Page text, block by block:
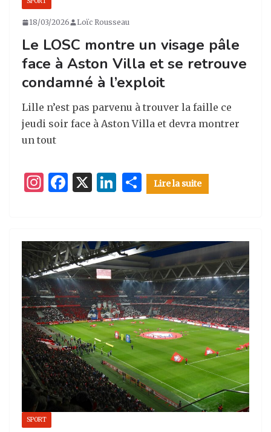
18/03/2026 Loïc Rousseau
Le LOSC montre un visage pâle
face à Aston Villa et se retrouve
condamné à l’exploit
Lille n’est pas parvenu à trouver la faille ce
jeudi soir face à Aston Villa et devra montrer
un tout
I
a
g
ra
m
F
e
b
o
o
k
X
Li
e
dI
n
P
ar
g
er
Lire la suite
SPORT